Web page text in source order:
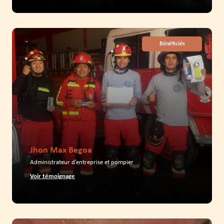
Bénéficiés
Jhon Max Begoa
Administrateur d’entreprise et pompier
Voir témoignage